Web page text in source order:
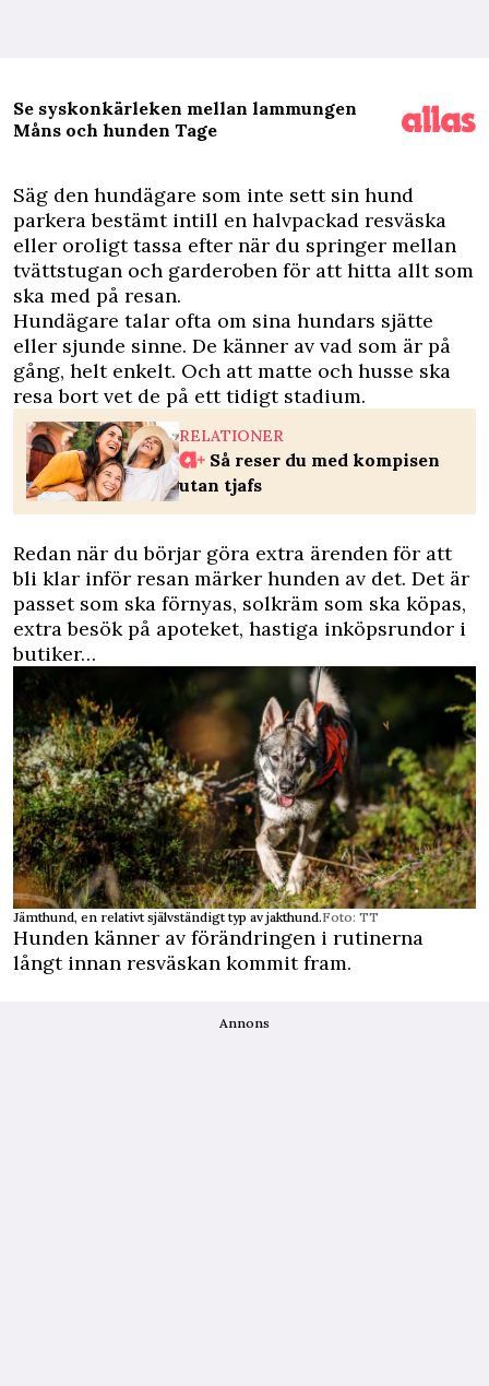
Se syskonkärleken mellan lammungen
Måns och hunden Tage
Säg den hundägare som inte sett sin hund
parkera bestämt intill en halvpackad resväska
eller oroligt tassa efter när du springer mellan
tvättstugan och garderoben för att hitta allt som
ska med på resan.
Hundägare talar ofta om sina hundars sjätte
eller sjunde sinne. De känner av vad som är på
gång, helt enkelt. Och att matte och husse ska
resa bort vet de på ett tidigt stadium.
RELATIONER
Så reser du med kompisen
utan tjafs
Redan när du börjar göra extra ärenden för att
bli klar inför resan märker hunden av det. Det är
passet som ska förnyas, solkräm som ska köpas,
extra besök på apoteket, hastiga inköpsrundor i
butiker…
Jämthund, en relativt självständigt typ av jakthund.Foto: TT
Hunden känner av förändringen i rutinerna
långt innan resväskan kommit fram.
Annons